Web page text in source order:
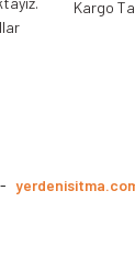
Kargo